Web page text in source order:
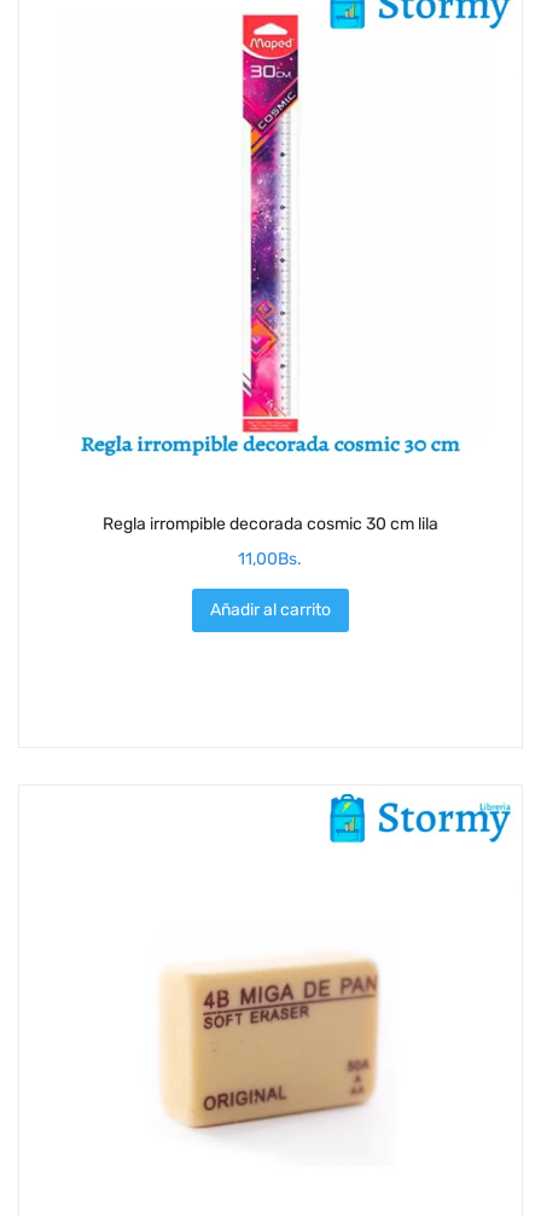
Regla irrompible decorada cosmic 30 cm lila
11,00Bs.
Añadir al carrito